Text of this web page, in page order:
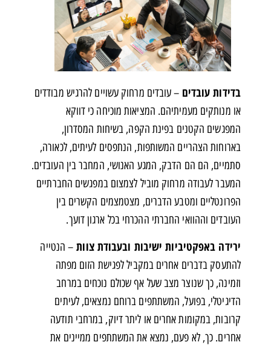
בדידות עובדים – עובדים מרחוק עשויים להרגיש מבודדים
או מנותקים מעמיתיהם. המציאות מוכיחה כי דווקא
המפגשים הקטנים בפינת הקפה, בשיחות המסדרון,
בארוחות הצהריים המשותפות, הנתפסים לעיתים, לכאורה,
סתמיים, הם הם הדבק, המגע האנושי, המחבר בין העובדים.
המעבר לעבודה מרחוק מוביל לצמצום במפגשים החברתיים
הפרונטליים ומטבע הדברים, מצטמצמים הקשרים בין
העובדים וההוואי החברתי ההכרחי בכל ארגון דועך.
ירידה באפקטיביות ישיבות ובעבודת צוות – הנטייה
להתעסק בדברים אחרים במקביל לפגישת הזום מפתה
וזמינה, כך שנוצר מצב שעל אף שכולם נוכחים במרחב
הדיגיטלי, בפועל, המשתתפים ברוחם נמצאים, לעיתים
קרובות, במקומות אחרים או ליתר דיוק, במרחבי תודעה
אחרים. כך, לא פעם, נמצא את המשתתפים ממיינים את